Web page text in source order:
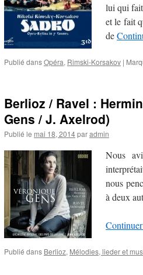
lui qui
et le fait
de
Publié dansOpéra, Rimski-Korsakov |
Berlioz / Ravel :
Gens / J. Axelrod)
Publié le mai 18, 2014paradmin
Nous
nous
à deux
Publié dans Berlioz, Mélodies, lieder et